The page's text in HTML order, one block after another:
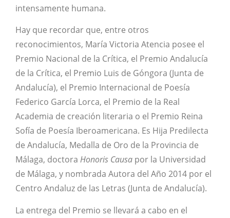
intensamente humana.
Hay que recordar que, entre otros
reconocimientos, María Victoria Atencia posee el
Premio Nacional de la Crítica, el Premio Andalucía
de la Crítica, el Premio Luis de Góngora (Junta de
Andalucía), el Premio Internacional de Poesía
Federico García Lorca, el Premio de la Real
Academia de creación literaria o el Premio Reina
Sofía de Poesía Iberoamericana. Es Hija Predilecta
de Andalucía, Medalla de Oro de la Provincia de
Málaga, doctora Honoris Causa por la Universidad
de Málaga, y nombrada Autora del Año 2014 por el
Centro Andaluz de las Letras (Junta de Andalucía).
La entrega del Premio se llevará a cabo en el